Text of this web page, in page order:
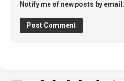
Notify me of new posts by email.